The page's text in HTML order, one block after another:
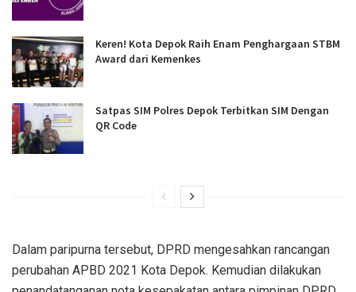
Keren! Kota Depok Raih Enam Penghargaan STBM
Award dari Kemenkes
Satpas SIM Polres Depok Terbitkan SIM Dengan
QR Code
Dalam paripurna tersebut, DPRD mengesahkan rancangan
perubahan APBD 2021 Kota Depok. Kemudian dilakukan